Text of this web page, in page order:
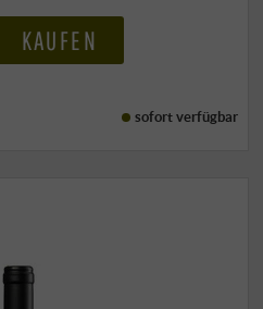
KAUFEN
sofort verfügbar